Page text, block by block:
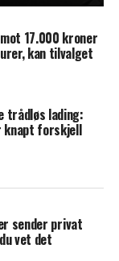
17.000 kroner
kan tilvalget
trådløs lading:
knapt forskjell
sender privat
vet det